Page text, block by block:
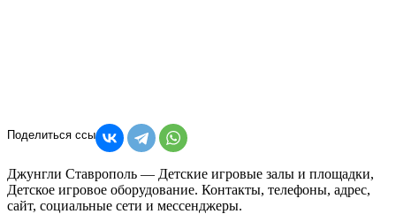
Джунгли Ставрополь — Детские игровые залы и площадки,
Детское игровое оборудование. Контакты, телефоны, адрес,
сайт, социальные сети и мессенджеры.